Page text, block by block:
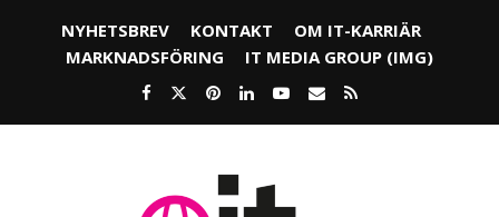
NYHETSBREV KONTAKT
OM IT-KARRIÄR
MARKNADSFÖRING
IT MEDIA GROUP (IMG)